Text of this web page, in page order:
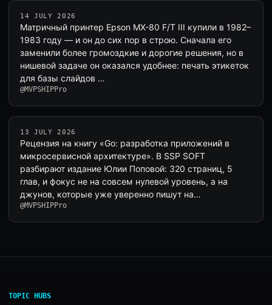
14 JULY 2026
Матричный принтер Epson MX-80 F/T III купили в 1982–
1983 году — и он до сих пор в строю. Сначала его
заменили более громоздкие и дорогие решения, но в
нишевой задаче он оказался удобнее: печать этикеток
для базы слайдов …
@MVPSHIPPro
13 JULY 2026
Рецензия на книгу «Go: разработка приложений в
микросервисной архитектуре». В SSP SOFT
разбирают издание Юлии Поповой: 320 страниц, 5
глав, и фокус не на совсем нулевой уровень, а на
джунов, которые уже уверенно пишут на…
@MVPSHIPPro
TOPIC HUBS